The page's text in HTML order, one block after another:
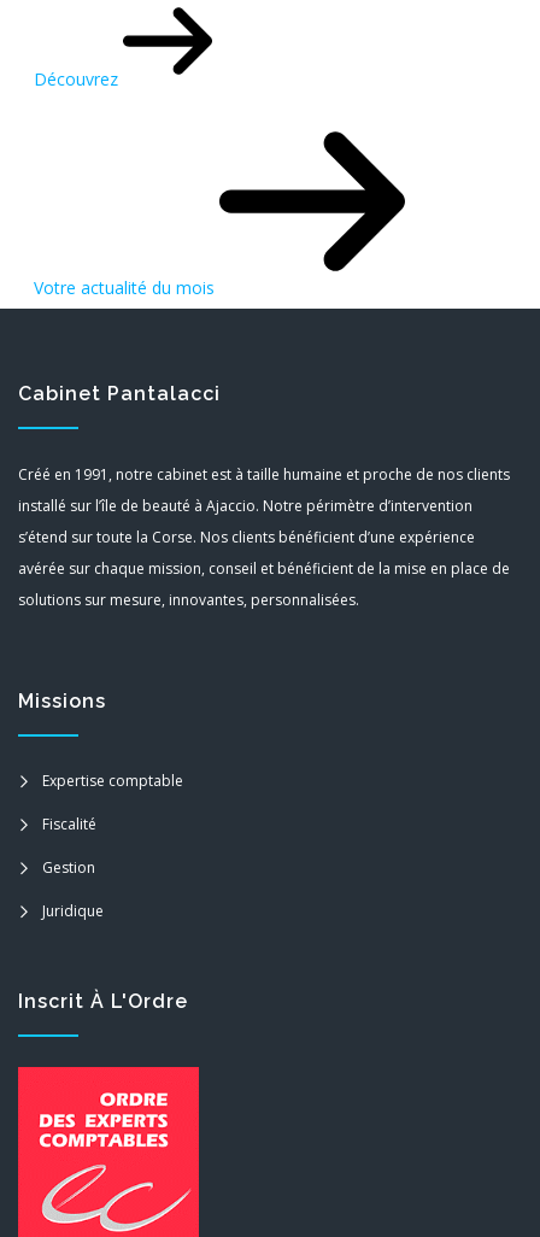
Découvrez
Votre actualité du mois
Cabinet Pantalacci
Créé en 1991, notre cabinet est à taille humaine et proche de nos clients
installé sur l’île de beauté à Ajaccio. Notre périmètre d’intervention
s’étend sur toute la Corse. Nos clients bénéficient d’une expérience
avérée sur chaque mission, conseil et bénéficient de la mise en place de
solutions sur mesure, innovantes, personnalisées.
Missions
Expertise comptable
Fiscalité
Gestion
Juridique
Inscrit À L'Ordre